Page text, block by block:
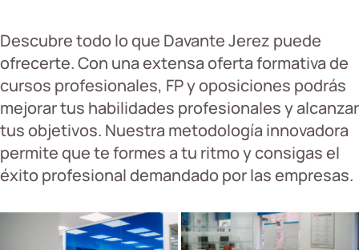
Descubre todo lo que Davante Jerez puede
ofrecerte. Con una extensa oferta formativa de
cursos profesionales, FP y oposiciones podrás
mejorar tus habilidades profesionales y alcanzar
tus objetivos. Nuestra metodología innovadora
permite que te formes a tu ritmo y consigas el
éxito profesional demandado por las empresas.